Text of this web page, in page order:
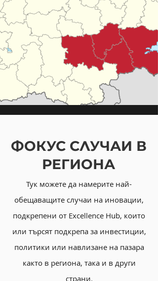
ФОКУС СЛУЧАИ В
РЕГИОНА
Тук можете да намерите най-
обещаващите случаи на иновации,
подкрепени от Excellence Hub, които
или търсят подкрепа за инвестиции,
политики или навлизане на пазара
както в региона, така и в други
страни.